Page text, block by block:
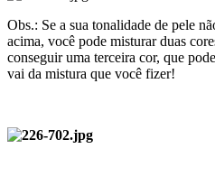
Obs.: Se a sua tonalidade de pele
acima, você pode misturar duas
conseguir uma terceira cor, que
vai da mistura que você fizer!